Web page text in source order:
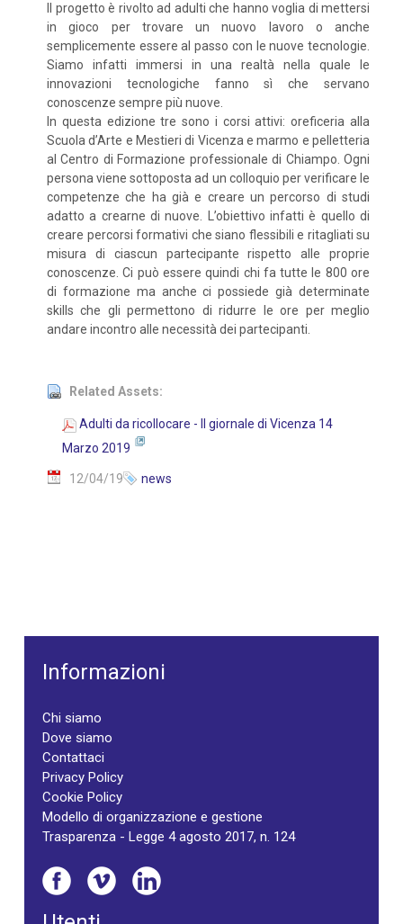
Il progetto è rivolto ad adulti che hanno voglia di mettersi
in gioco per trovare un nuovo lavoro o anche
semplicemente essere al passo con le nuove tecnologie.
Siamo infatti immersi in una realtà nella quale le
innovazioni tecnologiche fanno sì che servano
conoscenze sempre più nuove.
In questa edizione tre sono i corsi attivi: oreficeria alla
Scuola d’Arte e Mestieri di Vicenza e marmo e pelletteria
al Centro di Formazione professionale di Chiampo. Ogni
persona viene sottoposta ad un colloquio per verificare le
competenze che ha già e creare un percorso di studi
adatto a crearne di nuove. L’obiettivo infatti è quello di
creare percorsi formativi che siano flessibili e ritagliati su
misura di ciascun partecipante rispetto alle proprie
conoscenze. Ci può essere quindi chi fa tutte le 800 ore
di formazione ma anche ci possiede già determinate
skills che gli permettono di ridurre le ore per meglio
andare incontro alle necessità dei partecipanti.
Related Assets:
Adulti da ricollocare - Il giornale di Vicenza 14
Marzo 2019
12/04/19 news
Informazioni
Chi siamo
Dove siamo
Contattaci
Privacy Policy
Cookie Policy
Modello di organizzazione e gestione
Trasparenza - Legge 4 agosto 2017, n. 124